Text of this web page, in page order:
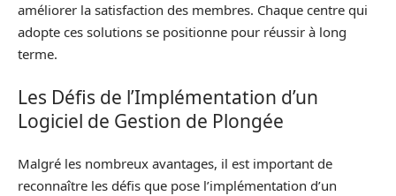
améliorer la satisfaction des membres. Chaque centre qui
adopte ces solutions se positionne pour réussir à long
terme.
Les Défis de l’Implémentation d’un
Logiciel de Gestion de Plongée
Malgré les nombreux avantages, il est important de
reconnaître les défis que pose l’implémentation d’un